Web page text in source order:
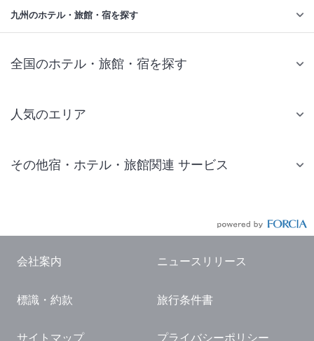
九州のホテル・旅館・宿を探す
全国のホテル・旅館・宿を探す
人気のエリア
仙台 ホテル
東京ドーム ホテル
横浜 ホテル
熱海 ホテル
その他宿・ホテル・旅館関連 サービス
国内観光ガイド
旅行・観光情報
会社案内 ニュースリリース
標識・約款 旅行条件書
サイトマップ プライバシーポリシー